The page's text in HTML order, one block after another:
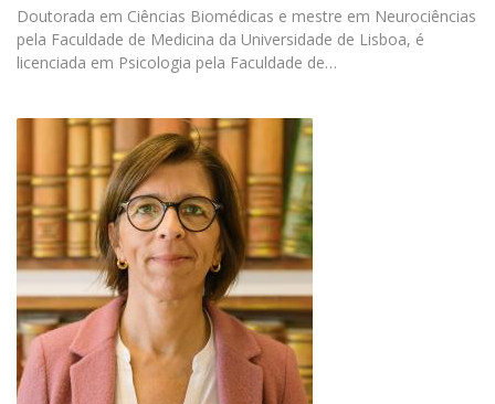
Doutorada em Ciências Biomédicas e mestre em Neurociências
pela Faculdade de Medicina da Universidade de Lisboa, é
licenciada em Psicologia pela Faculdade de…